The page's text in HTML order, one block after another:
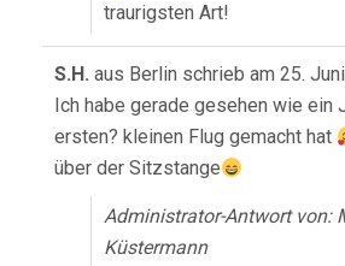
traurigsten Art!
S.H. aus Berlin schrieb am 25.
Ich habe gerade gesehen wie ein
ersten? kleinen Flug gemacht hat
über der Sitzstange
Administrator-Antwort von:
Küstermann